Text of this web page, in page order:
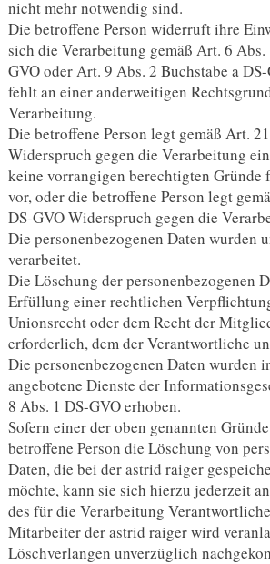
nicht mehr notwendig sind.
Die betroffene Person widerruft ihre
sich die Verarbeitung gemäß Art. 6 Abs.
GVO oder Art. 9 Abs. 2 Buchstabe a
fehlt an einer anderweitigen
Verarbeitung.
Die betroffene Person legt gemäß Art.
Widerspruch gegen die Verarbeitung
keine vorrangigen berechtigten Gründe
vor, oder die betroffene Person legt
DS-GVO Widerspruch gegen die
Die personenbezogenen Daten wurden
verarbeitet.
Die Löschung der personenbezogenen
Erfüllung einer rechtlichen
Unionsrecht oder dem Recht der
erforderlich, dem der Verantwortliche
Die personenbezogenen Daten wurden
angebotene Dienste der
8 Abs. 1 DS-GVO erhoben.
Sofern einer der oben genannten
betroffene Person die Löschung von
Daten, die bei der astrid raiger
möchte, kann sie sich hierzu jederzeit
des für die Verarbeitung
Mitarbeiter der astrid raiger wird
Löschverlangen unverzüglich